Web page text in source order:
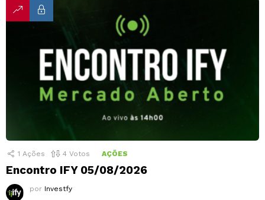
1 Ações 4 Votos AÇÕES
Encontro IFY 05/08/2026
por Investfy